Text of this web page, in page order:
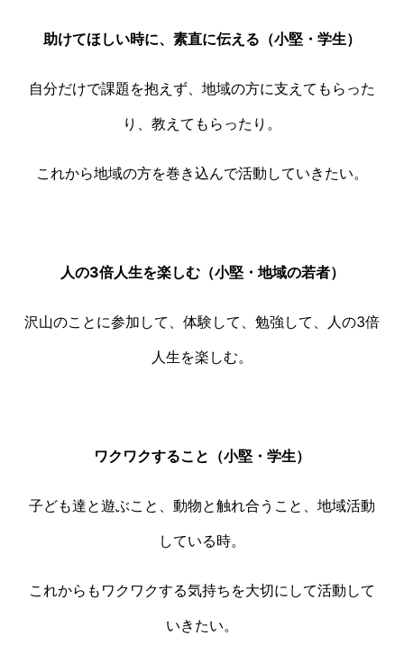
助けてほしい時に、素直に伝える（小堅・学生）
自分だけで課題を抱えず、地域の方に支えてもらった
り、教えてもらったり。
これから地域の方を巻き込んで活動していきたい。
人の3倍人生を楽しむ（小堅・地域の若者）
沢山のことに参加して、体験して、勉強して、人の3倍
人生を楽しむ。
ワクワクすること（小堅・学生）
子ども達と遊ぶこと、動物と触れ合うこと、地域活動
している時。
これからもワクワクする気持ちを大切にして活動して
いきたい。